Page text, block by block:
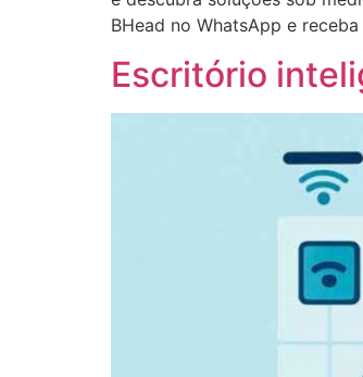
BHead no WhatsApp e
Escritório